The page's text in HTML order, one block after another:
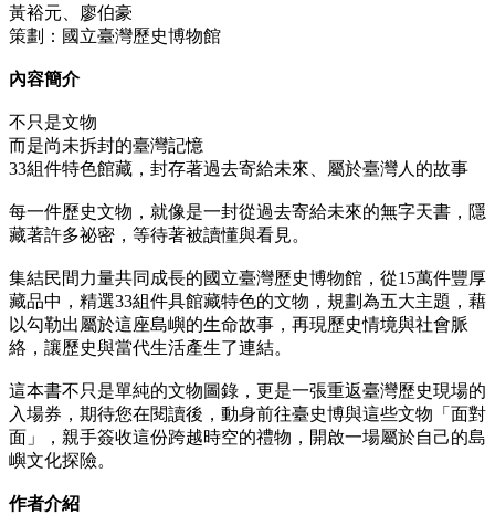
黃裕元、廖伯豪
策劃：國立臺灣歷史博物館
內容簡介
不只是文物
而是尚未拆封的臺灣記憶
33組件特色館藏，封存著過去寄給未來、屬於臺灣人的故事
每一件歷史文物，就像是一封從過去寄給未來的無字天書，隱
藏著許多祕密，等待著被讀懂與看見。
集結民間力量共同成長的國立臺灣歷史博物館，從15萬件豐厚
藏品中，精選33組件具館藏特色的文物，規劃為五大主題，藉
以勾勒出屬於這座島嶼的生命故事，再現歷史情境與社會脈
絡，讓歷史與當代生活產生了連結。
這本書不只是單純的文物圖錄，更是一張重返臺灣歷史現場的
入場券，期待您在閱讀後，動身前往臺史博與這些文物「面對
面」，親手簽收這份跨越時空的禮物，開啟一場屬於自己的島
嶼文化探險。
作者介紹